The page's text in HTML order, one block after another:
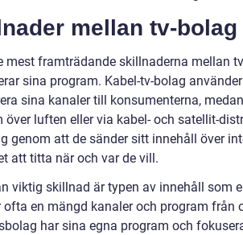
mellan tv-bolag
mest framträdande skillnaderna mellan
sina program. Kabel-tv-bolag
sina kanaler till konsumenterna,
över luften eller via kabel- och satellit-
genom att de sänder sitt innehåll över
att titta när och var de vill.
viktig skillnad är typen av innehåll som
ofta en mängd kanaler och program från
har sina egna program och